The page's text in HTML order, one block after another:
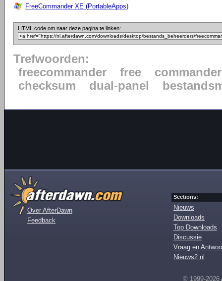
FreeCommander XE (PortableApps)
HTML code om naar deze pagina te linken:
Trefwoorden:
freecommander
free
commander
checksum
dual-panel
Over AfterDawn
Feedback
Sections:
Nieuws
Downloads
Top Downloads
Discussie
Vraag en
Nieuws2.nl
© 1999-2026